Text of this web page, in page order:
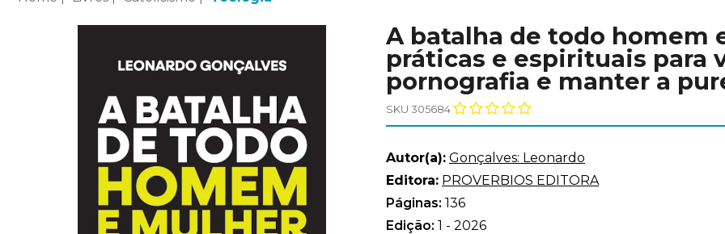
A batalha de todo homem
práticas e espirituais para
pornografia e manter a
SKU 305684
Autor(a): Gonçalves: Leonardo
Editora: PROVERBIOS EDITORA
Páginas: 136
Edição: 1 - 2026